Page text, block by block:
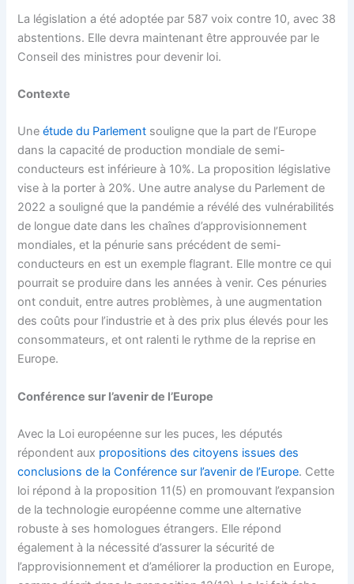
La législation a été adoptée par 587 voix contre 10, avec 38
abstentions. Elle devra maintenant être approuvée par le
Conseil des ministres pour devenir loi.
Contexte
Uneétude du Parlement souligne que la part de l’Europe
dans la capacité de production mondiale de semi-
conducteurs est inférieure à 10%. La proposition législative
vise à la porter à 20%. Une autre analyse du Parlement de
2022 a souligné que la pandémie a révélé des vulnérabilités
de longue date dans les chaînes d’approvisionnement
mondiales, et la pénurie sans précédent de semi-
conducteurs en est un exemple flagrant. Elle montre ce qui
pourrait se produire dans les années à venir. Ces pénuries
ont conduit, entre autres problèmes, à une augmentation
des coûts pour l’industrie et à des prix plus élevés pour les
consommateurs, et ont ralenti le rythme de la reprise en
Europe.
Conférence sur l’avenir de l’Europe
Avec la Loi européenne sur les puces, les députés
répondent aux propositions des citoyens issues des
conclusions de la Conférence sur l’avenir de l’Europe. Cette
loi répond à la proposition 11(5) en promouvant l’expansion
de la technologie européenne comme une alternative
robuste à ses homologues étrangers. Elle répond
également à la nécessité d’assurer la sécurité de
l’approvisionnement et d’améliorer la production en Europe,